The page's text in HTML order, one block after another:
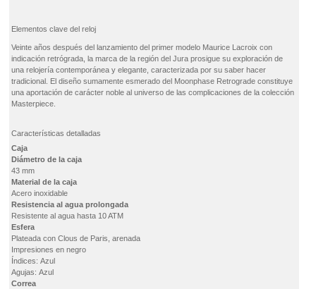
Elementos clave del reloj
Veinte años después del lanzamiento del primer modelo Maurice Lacroix con
indicación retrógrada, la marca de la región del Jura prosigue su exploración de
una relojería contemporánea y elegante, caracterizada por su saber hacer
tradicional. El diseño sumamente esmerado del Moonphase Retrograde constituye
una aportación de carácter noble al universo de las complicaciones de la colección
Masterpiece.
Características detalladas
Caja
Diámetro de la caja
43 mm
Material de la caja
Acero inoxidable
Resistencia al agua prolongada
Resistente al agua hasta 10 ATM
Esfera
Plateada con Clous de Paris, arenada
Impresiones en negro
Índices: Azul
Agujas: Azul
Correa